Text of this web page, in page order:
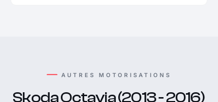
AUTRES MOTORISATIONS
Skoda Octavia (2013 - 2016)